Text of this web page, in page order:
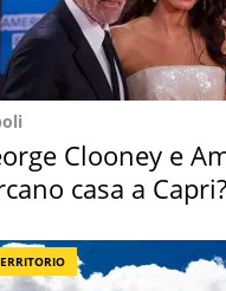
Clooney e
casa a